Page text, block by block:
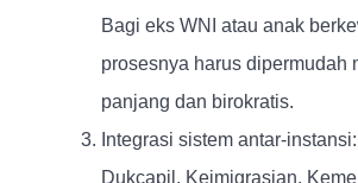
Bagi eks WNI atau anak
prosesnya harus dipermudah
panjang dan birokratis.
Integrasi sistem antar-instansi:
Dukcapil, Keimigrasian,